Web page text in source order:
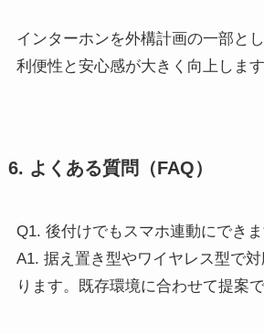
インターホンを外構計画の一部と
利便性と安心感が大きく向上します
6. よくある質問（FAQ）
Q1. 後付けでもスマホ連動にできま
A1. 据え置き型やワイヤレス型で
ります。既存環境に合わせて提案で